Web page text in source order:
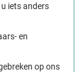
iets anders
en
op ons